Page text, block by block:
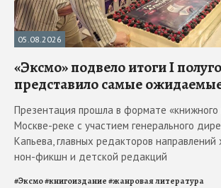
05.08.2026
«Эксмо» подвело итоги I
представило самые
Презентация прошла в формате «книжного
Москве-реке с участием генерального
Капьева, главных редакторов
нон-фикшн и детской редакций
#Эксмо#книгоиздание#жанровая литература